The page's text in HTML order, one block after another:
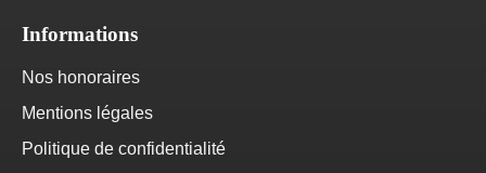
Informations
Nos honoraires
Mentions légales
Politique de confidentialité